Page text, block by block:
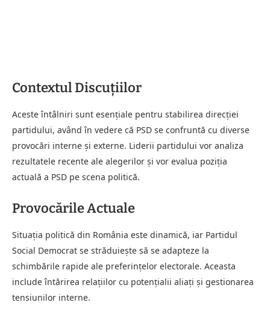
Contextul Discuțiilor
Aceste întâlniri sunt esenţiale pentru stabilirea direcţiei
partidului, având în vedere că PSD se confruntă cu diverse
provocări interne şi externe. Liderii partidului vor analiza
rezultatele recente ale alegerilor şi vor evalua poziţia
actuală a PSD pe scena politică.
Provocările Actuale
Situaţia politică din România este dinamică, iar Partidul
Social Democrat se străduieşte să se adapteze la
schimbările rapide ale preferinţelor electorale. Aceasta
include întărirea relaţiilor cu potenţialii aliaţi şi gestionarea
tensiunilor interne.